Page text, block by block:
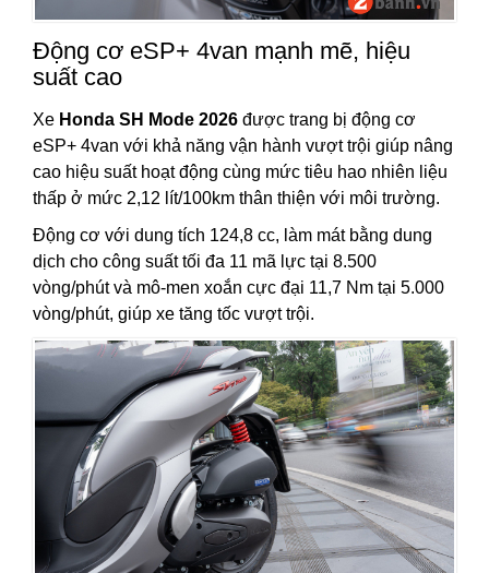
Động cơ eSP+ 4van mạnh mẽ, hiệu
suất cao
Xe Honda SH Mode 2026 được trang bị động cơ
eSP+ 4van với khả năng vận hành vượt trội giúp nâng
cao hiệu suất hoạt động cùng mức tiêu hao nhiên liệu
thấp ở mức 2,12 lít/100km thân thiện với môi trường.
Động cơ với dung tích 124,8 cc, làm mát bằng dung
dịch cho công suất tối đa 11 mã lực tại 8.500
vòng/phút và mô-men xoắn cực đại 11,7 Nm tại 5.000
vòng/phút, giúp xe tăng tốc vượt trội.